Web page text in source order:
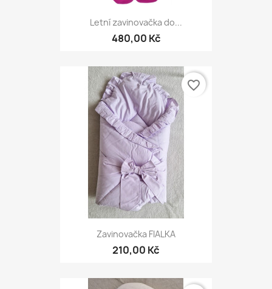
Letní zavinovačka do...
480,00 Kč
Zavinovačka FIALKA
210,00 Kč
favorite_border